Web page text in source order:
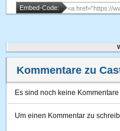
Embed-Code:
Kommentare zu
Es sind noch keine
Um einen Kommentar zu